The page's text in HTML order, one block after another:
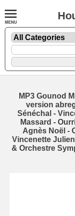
MP3 Gounod
version
Sénéchal -
Massard -
Agnès Noël -
Vincenette
& Orchestre